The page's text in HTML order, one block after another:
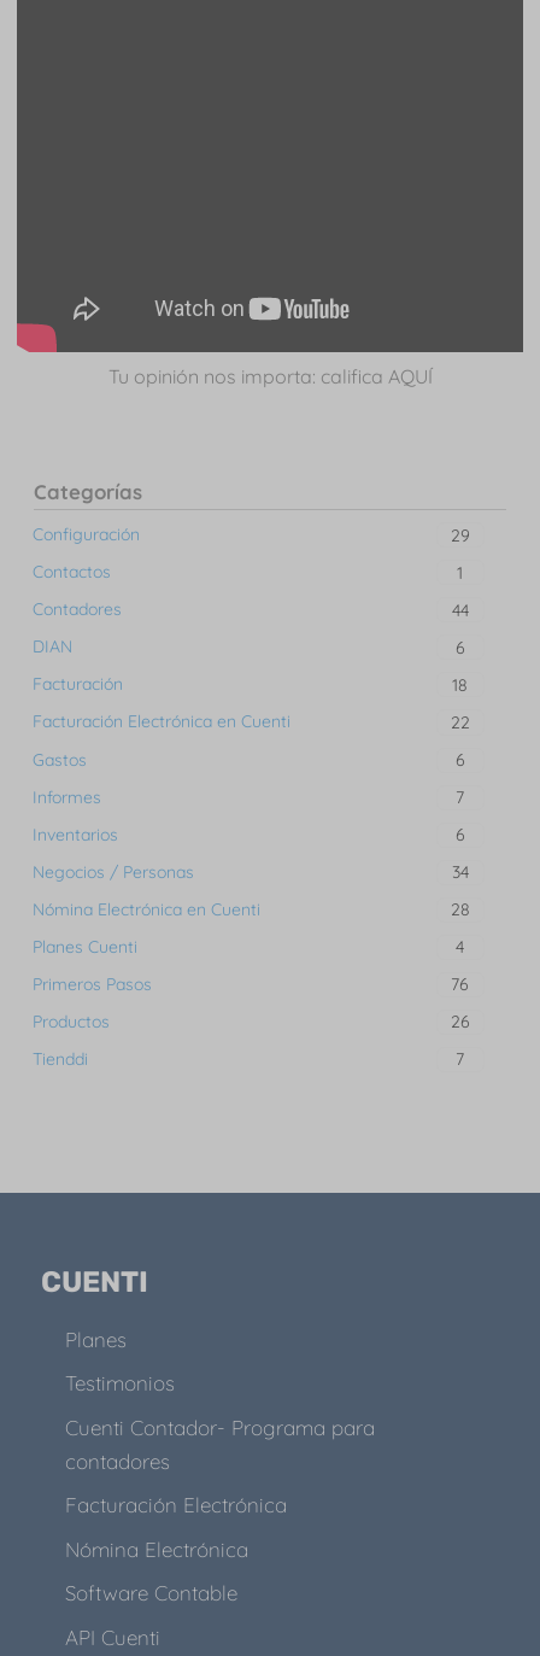
Tu opinión nos importa: califica AQUÍ
Categorías
Configuración
29
Contactos
1
Contadores
44
DIAN
6
Facturación
18
Facturación Electrónica en Cuenti
22
Gastos
6
Informes
7
Inventarios
6
Negocios / Personas
34
Nómina Electrónica en Cuenti
28
Planes Cuenti
4
Primeros Pasos
76
Productos
26
Tienddi
7
CUENTI
Planes
Testimonios
Cuenti Contador- Programa para
contadores
Facturación Electrónica
Nómina Electrónica
Software Contable
API Cuenti